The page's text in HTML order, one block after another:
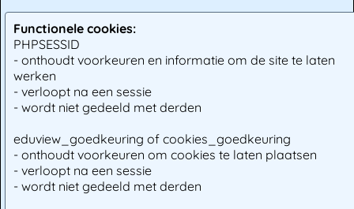
Functionele cookies:
PHPSESSID
- onthoudt voorkeuren en informatie om de site te laten
werken
- verloopt na een sessie
- wordt niet gedeeld met derden
eduview_goedkeuring of cookies_goedkeuring
- onthoudt voorkeuren om cookies te laten plaatsen
- verloopt na een sessie
- wordt niet gedeeld met derden